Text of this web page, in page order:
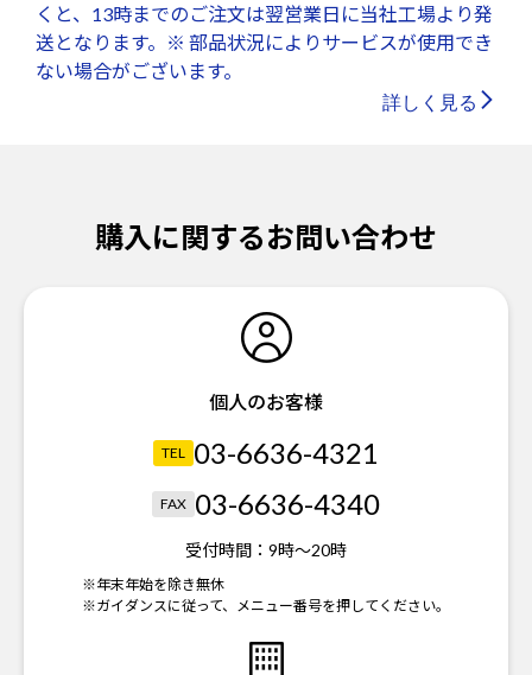
くと、13時までのご注文は翌営業日に当社工場より発
送となります。※ 部品状況によりサービスが使用でき
ない場合がございます。
詳しく見る
購入に関するお問い合わせ
個人のお客様
TEL 03-6636-4321
FAX 03-6636-4340
受付時間： 9時～20時
※年末年始を除き無休
※ガイダンスに従って、メニュー番号を押してください。